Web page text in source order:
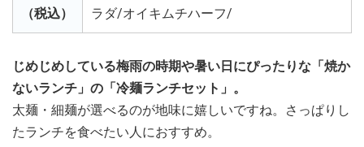
（税込）
ラダ/オイキムチハーフ/
じめじめしている梅雨の時期や暑い日にぴったりな「焼か
ないランチ」の「冷麺ランチセット」。
太麺・細麺が選べるのが地味に嬉しいですね。さっぱりし
たランチを食べたい人におすすめ。